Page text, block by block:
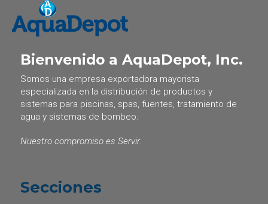
Bienvenido a AquaDepot, Inc.
Somos una empresa exportadora mayorista
especializada en la distribución de productos y
sistemas para piscinas, spas, fuentes, tratamiento de
agua y sistemas de bombeo.
Nuestro compromiso es Servir.
Secciones